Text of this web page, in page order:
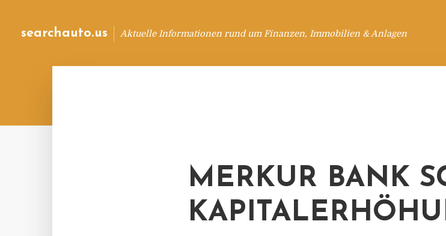
searchauto.us Aktuelle Informationen rund um Finanzen, Immobilien & Anlagen
MERKUR BANK